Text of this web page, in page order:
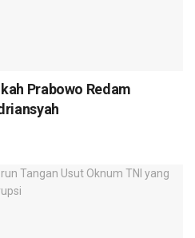
Prabowo Redam